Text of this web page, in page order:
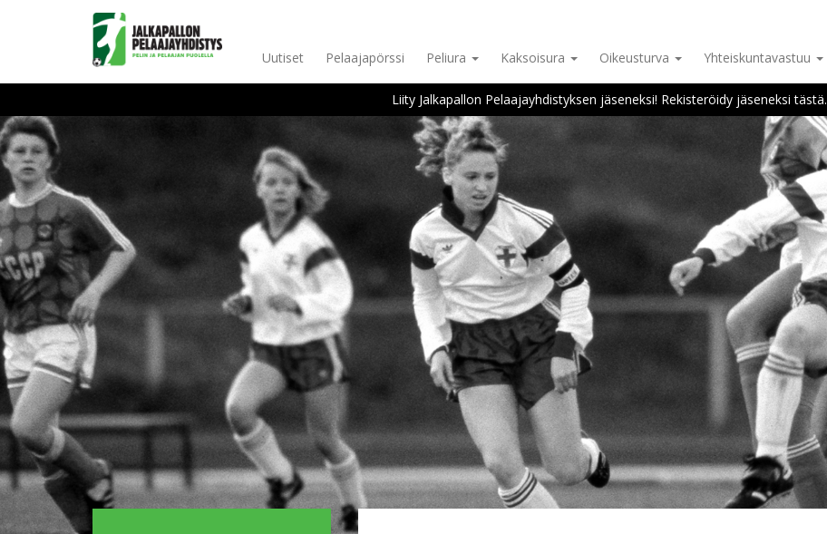
Uutiset
Pelaajapörssi Peliura Kaksoisura Oikeusturva Yhteiskuntavastuu
Liity Jalkapallon Pelaajayhdistyksen jäseneksi! Rekisteröidy jäseneksi tästä.